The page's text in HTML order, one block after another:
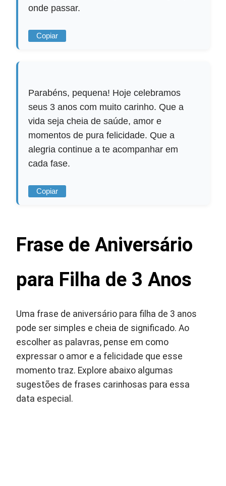
onde passar.
Copiar
Parabéns, pequena! Hoje celebramos
seus 3 anos com muito carinho. Que a
vida seja cheia de saúde, amor e
momentos de pura felicidade. Que a
alegria continue a te acompanhar em
cada fase.
Copiar
Frase de Aniversário
para Filha de 3 Anos
Uma frase de aniversário para filha de 3 anos
pode ser simples e cheia de significado. Ao
escolher as palavras, pense em como
expressar o amor e a felicidade que esse
momento traz. Explore abaixo algumas
sugestões de frases carinhosas para essa
data especial.